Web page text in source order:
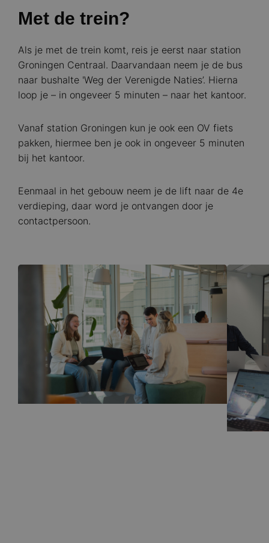
Met de trein?
Als je met de trein komt, reis je eerst naar station
Groningen Centraal. Daarvandaan neem je de bus
naar bushalte 'Weg der Verenigde Naties’. Hierna
loop je – in ongeveer 5 minuten – naar het kantoor.
Vanaf station Groningen kun je ook een OV fiets
pakken, hiermee ben je ook in ongeveer 5 minuten
bij het kantoor.
Eenmaal in het gebouw neem je de lift naar de 4e
verdieping, daar word je ontvangen door je
contactpersoon.